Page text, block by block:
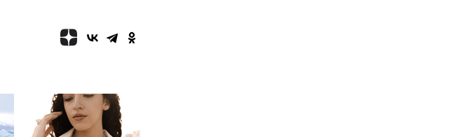
The Atlantic: Маск
После пожара на
в Брянске возбудили
дело